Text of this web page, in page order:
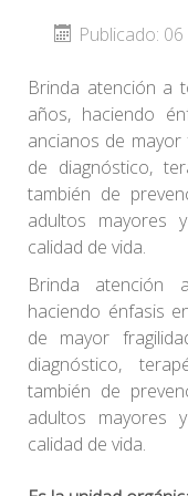
Publicado:
Brinda atención a
años, haciendo
ancianos de
de diagnóstico,
también de
adultos mayores
calidad de vida.
Brinda atención
haciendo énfasis
de mayor
diagnóstico,
también de
adultos mayores
calidad de vida.